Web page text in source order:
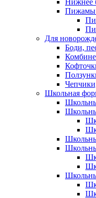
Нижнее
Пижамы
Для
Боди,
Школьная